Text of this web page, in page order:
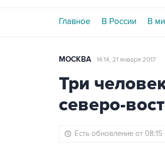
Главное В России В
МОСКВА 14:14, 21 января 2017
Три
северо-
Есть обновление от 08:15